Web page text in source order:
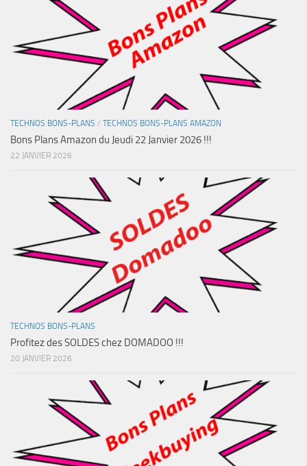
TECHNOS BONS-PLANS / TECHNOS BONS-PLANS AMAZON
Bons Plans Amazon du Jeudi 22 Janvier 2026 !!!
22 JANVIER 2026
TECHNOS BONS-PLANS
Profitez des SOLDES chez DOMADOO !!!
20 JANVIER 2026